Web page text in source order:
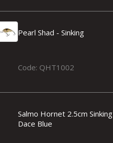
Pearl Shad - Sinking
Code: QHT1002
Salmo Hornet 2.5cm Sinking
Dace Blue